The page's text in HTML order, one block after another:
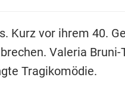
Kurz vor ihrem 40.
Valeria Bruni-
Tragikomödie.